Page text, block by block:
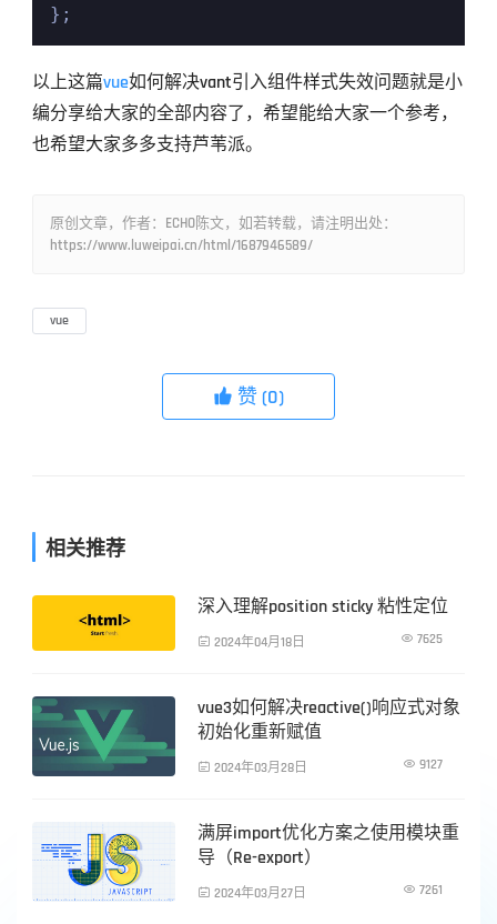
以上这篇vue如何解决vant引入组件样式失效问题就是小
编分享给大家的全部内容了，希望能给大家一个参考，
也希望大家多多支持芦苇派。
原创文章，作者：ECHO陈文，如若转载，请注明出处：
https://www.luweipai.cn/html/1687946589/
vue
 赞(0)
相关推荐
深入理解position sticky 粘性定位
 2024年04月18日  7625
前端技术
vue3如何解决reactive()响应式对象
初始化重新赋值
 2024年03月28日  9127
前端技术
满屏import优化方案之使用模块重
导（Re-export）
 2024年03月27日  7261